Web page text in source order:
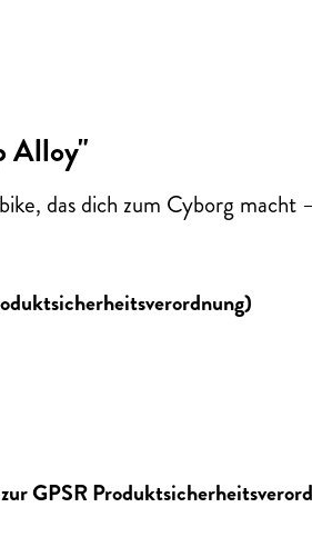
Alloy"
das dich zum Cyborg
GPSR